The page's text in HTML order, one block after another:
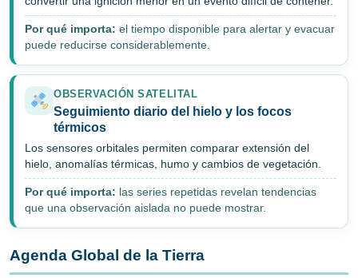
Por qué importa: el tiempo disponible para alertar y evacuar
puede reducirse considerablemente.
OBSERVACIÓN SATELITAL
Seguimiento diario del hielo y los focos
térmicos
Los sensores orbitales permiten comparar extensión del
hielo, anomalías térmicas, humo y cambios de vegetación.
Por qué importa: las series repetidas revelan tendencias
que una observación aislada no puede mostrar.
Agenda Global de la Tierra